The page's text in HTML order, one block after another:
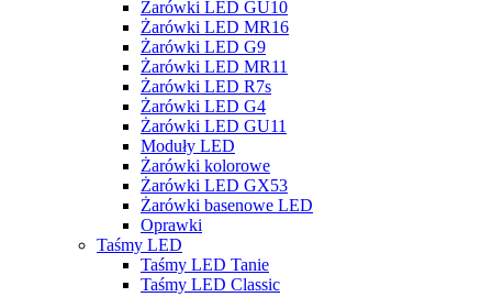
Żarówki LED GU10
Żarówki LED MR16
Żarówki LED G9
Żarówki LED MR11
Żarówki LED R7s
Żarówki LED G4
Żarówki LED GU11
Moduły LED
Żarówki kolorowe
Żarówki LED GX53
Żarówki basenowe LED
Oprawki
Taśmy LED
Taśmy LED Tanie
Taśmy LED Classic